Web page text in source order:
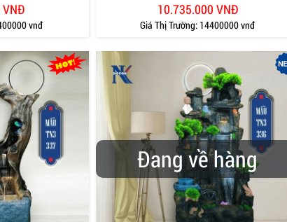
vnđ
10.735.000 VNĐ
Giá Thị Trường: 14400000 vnđ
Đang về hàng